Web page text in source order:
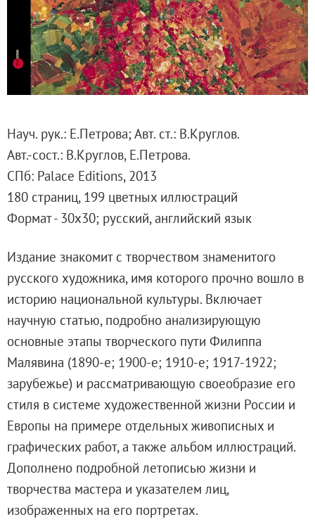
Русское искусство второй половины
Русское народное искусство XVII-XXI
Будущие выставки
Выездные выставки
Садко
Архив выставок
Степан Эрьзя – скульптор мира. К
Эпоха Императора Александра III и её
Архип Куинджи. Иллюзия света
Русская традиция
Фёдор Васильев. К 175-летию со дня
Посетителям
Справочная информация
Адреса и часы работы
О билетах, льготах и услугах
Правила покупки и возврата билетов
Правила посещения музея
Высказать мнение / Сообщить о проблеме
Экскурсии
Лекции и абонементы
Лекторий
Лекции
Абонементы
Науч. рук.: Е.Петрова; Авт. ст.: В.Круглов.
Авт.-сост.: В.Круглов, Е.Петрова.
СПб: Palace Editions, 2013
180 страниц, 199 цветных иллюстраций
Формат - 30х30; русский, английский язык
Издание знакомит с творчеством знаменитого
русского художника, имя которого прочно вошло в
историю национальной культуры. Включает
научную статью, подробно анализирующую
основные этапы творческого пути Филиппа
Малявина (1890-е; 1900-е; 1910-е; 1917-1922;
зарубежье) и рассматривающую своеобразие его
стиля в системе художественной жизни России и
Европы на примере отдельных живописных и
графических работ, а также альбом иллюстраций.
Дополнено подробной летописью жизни и
творчества мастера и указателем лиц,
изображенных на его портретах.